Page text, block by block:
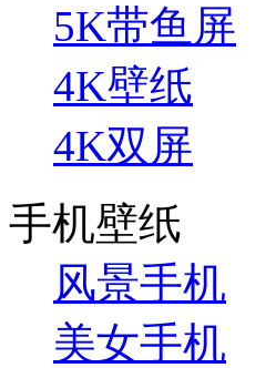
5K带鱼屏
4K壁纸
4K双屏
手机壁纸
风景手机
美女手机